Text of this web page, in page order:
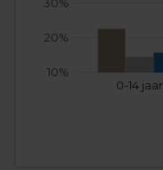
0-14 jaar
10%
20%